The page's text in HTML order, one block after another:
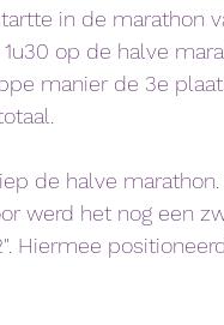
in de marathon
op de halve
manier de 3e
de halve
werd het nog een
Hiermee